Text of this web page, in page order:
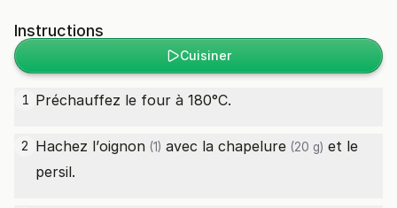
Instructions
Cuisiner
1 Préchauffez le four à 180°C.
2 Hachez l’oignon (1) avec la chapelure (20 g) et le
persil.